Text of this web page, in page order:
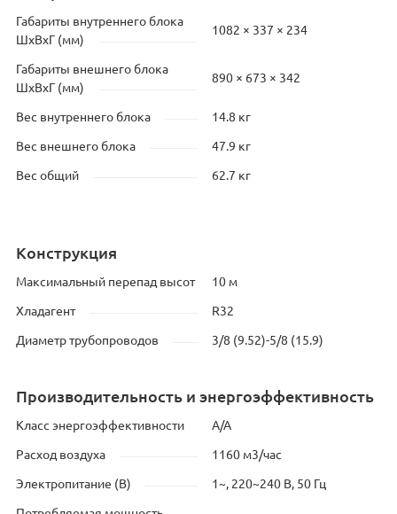
Габариты внутреннего блока
ШхВхГ (мм)
1082 × 337 × 234
Габариты внешнего блока
ШхВхГ (мм)
890 × 673 × 342
Вес внутреннего блока 14.8 кг
Вес внешнего блока 47.9 кг
Вес общий 62.7 кг
Конструкция
Максимальный перепад высот 10 м
Хладагент R32
Диаметр трубопроводов 3/8 (9.52)-5/8 (15.9)
Производительность и энергоэффективность
Класс энергоэффективности A/A
Расход воздуха 1160 м3/час
Электропитание (В) 1~, 220~240 В, 50 Гц